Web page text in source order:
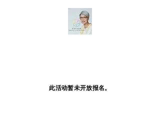
此活动暂未开放报名。